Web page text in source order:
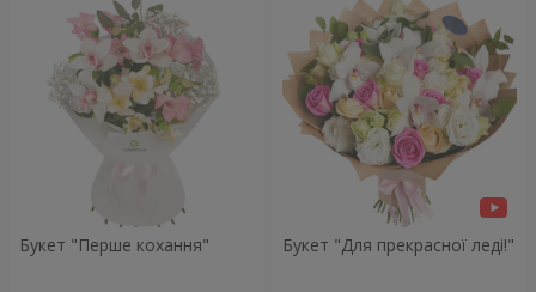
Букет "Перше кохання" Букет "Для прекрасної леді!"